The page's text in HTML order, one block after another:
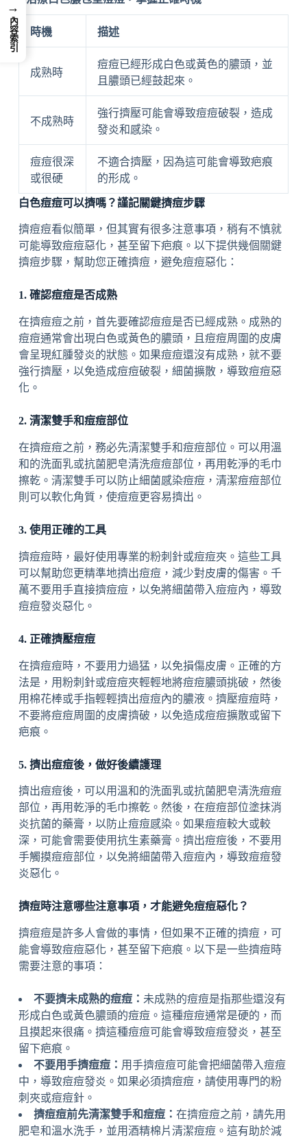
時機 描述
成熟時
痘痘已經形成白色或黃色的膿頭，並
且膿頭已經鼓起來。
不成熟時
強行擠壓可能會導致痘痘破裂，造成
發炎和感染。
痘痘很深
或很硬
不適合擠壓，因為這可能會導致疤痕
的形成。
白色痘痘可以擠嗎？謹記關鍵擠痘步驟
擠痘痘看似簡單，但其實有很多注意事項，稍有不慎就
可能導致痘痘惡化，甚至留下疤痕。以下提供幾個關鍵
擠痘步驟，幫助您正確擠痘，避免痘痘惡化：
1. 確認痘痘是否成熟
在擠痘痘之前，首先要確認痘痘是否已經成熟。成熟的
痘痘通常會出現白色或黃色的膿頭，且痘痘周圍的皮膚
會呈現紅腫發炎的狀態。如果痘痘還沒有成熟，就不要
強行擠壓，以免造成痘痘破裂，細菌擴散，導致痘痘惡
化。
2. 清潔雙手和痘痘部位
在擠痘痘之前，務必先清潔雙手和痘痘部位。可以用溫
和的洗面乳或抗菌肥皂清洗痘痘部位，再用乾淨的毛巾
擦乾。清潔雙手可以防止細菌感染痘痘，清潔痘痘部位
則可以軟化角質，使痘痘更容易擠出。
3. 使用正確的工具
擠痘痘時，最好使用專業的粉刺針或痘痘夾。這些工具
可以幫助您更精準地擠出痘痘，減少對皮膚的傷害。千
萬不要用手直接擠痘痘，以免將細菌帶入痘痘內，導致
痘痘發炎惡化。
4. 正確擠壓痘痘
在擠痘痘時，不要用力過猛，以免損傷皮膚。正確的方
法是，用粉刺針或痘痘夾輕輕地將痘痘膿頭挑破，然後
用棉花棒或手指輕輕擠出痘痘內的膿液。擠壓痘痘時，
不要將痘痘周圍的皮膚擠破，以免造成痘痘擴散或留下
疤痕。
5. 擠出痘痘後，做好後續護理
擠出痘痘後，可以用溫和的洗面乳或抗菌肥皂清洗痘痘
部位，再用乾淨的毛巾擦乾。然後，在痘痘部位塗抹消
炎抗菌的藥膏，以防止痘痘感染。如果痘痘較大或較
深，可能會需要使用抗生素藥膏。擠出痘痘後，不要用
手觸摸痘痘部位，以免將細菌帶入痘痘內，導致痘痘發
炎惡化。
擠痘時注意哪些注意事項，才能避免痘痘惡化？
擠痘痘是許多人會做的事情，但如果不正確的擠痘，可
能會導致痘痘惡化，甚至留下疤痕。以下是一些擠痘時
需要注意的事項：
不要擠未成熟的痘痘： 未成熟的痘痘是指那些還沒有
形成白色或黃色膿頭的痘痘。這種痘痘通常是硬的，而
且摸起來很痛。擠這種痘痘可能會導致痘痘發炎，甚至
留下疤痕。
不要用手擠痘痘： 用手擠痘痘可能會把細菌帶入痘痘
中，導致痘痘發炎。如果必須擠痘痘，請使用專門的粉
刺夾或痘痘針。
擠痘痘前先清潔雙手和痘痘： 在擠痘痘之前，請先用
肥皂和溫水洗手，並用酒精棉片清潔痘痘。這有助於減
→
內容索引